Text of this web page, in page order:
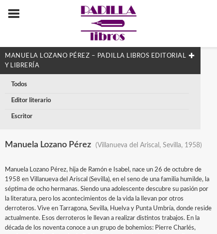
MANUELA LOZANO PÉREZ – PADILLA LIBROS EDITORIAL
Y LIBRERÍA
Todos
Editor literario
Escritor
Manuela Lozano Pérez (Villanueva del Ariscal, Sevilla, 1958)
Manuela Lozano Pérez, hija de Ramón e Isabel, nace un 26 de octubre de
1958 en Villanueva del Ariscal (Sevilla), en el seno de una familia humilde, la
séptima de ocho hermanas. Siendo una adolescente descubre su pasión por
la literatura, pero los acontecimientos de la vida la llevan por otros
derroteros. Vive en Tarragona, Sevilla, Huelva y Punta Umbría, donde reside
actualmente. Esos derroteros le llevan a realizar distintos trabajos. En la
década de los noventa conoce a un grupo de bohemios: Pierre Charlés,